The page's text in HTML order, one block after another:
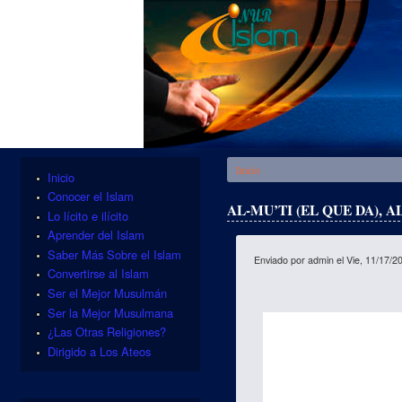
Se encuentra usted aquí
Inicio
AL-MU’TI (EL QUE DA),
Enviado poradmin el Vie, 11/17/
Inicio
Conocer el Islam
Lo lícito e ilícito
Aprender del Islam
Saber Más Sobre el Islam
Convertirse al Islam
Ser el Mejor Musulmán
Ser la Mejor Musulmana
¿Las Otras Religiones?
Dirigido a Los Ateos